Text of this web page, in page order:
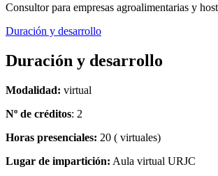
Consultor para empresas agroalimentarias y
Duración y desarrollo
Duración y desarrollo
Modalidad: virtual
Nº de créditos: 2
Horas presenciales: 20 ( virtuales)
Lugar de impartición: Aula virtual URJC